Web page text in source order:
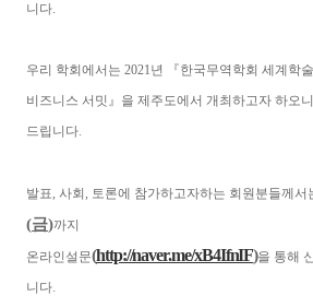
니다.
우리 학회에서는 2021년 『한국무역학회 세계학
비즈니스 서밋 』 을 제주도에서 개최하고자 하오
드립니다.
발표, 사회 , 토론에 참가하고자하는 회원분들께서
(금)까지
온라인설문(http://naver.me/xB4IfnIF)을 통해
니다.